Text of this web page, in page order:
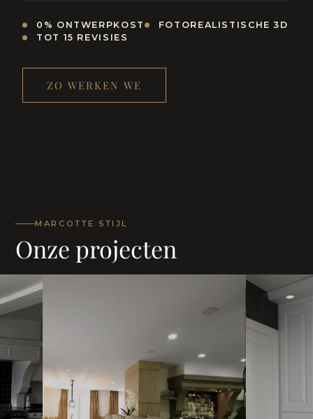
0% ONTWERPKOST
FOTOREALISTISCHE 3D
TOT 15 REVISIES
ZO WERKEN WE
MARCOTTE STIJL
Onze projecten